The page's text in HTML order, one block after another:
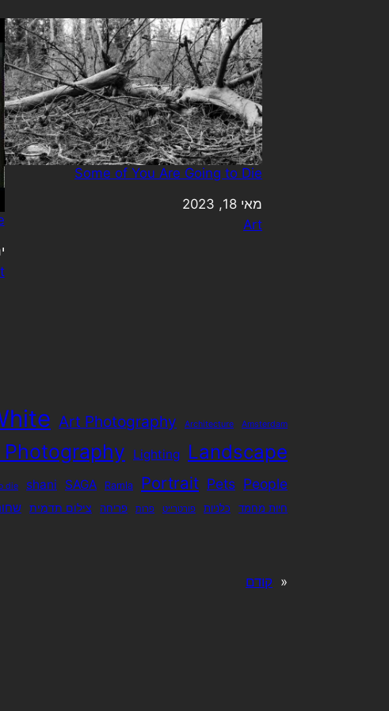
Some of You Are Going to Die
תאריך
מאי 18, 2023
בהקשר ל-
Art
Amsterdam
Architecture
Art Photography
Landscape
Lighting
People
Pets
Portrait
Ramla
SAGA
shani
die
חיות מחמד כלניות פורטרייט פרות פריחה צילום תדמית
« קודם